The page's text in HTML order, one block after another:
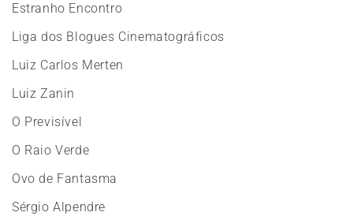
Estranho Encontro
Liga dos Blogues Cinematográficos
Luiz Carlos Merten
Luiz Zanin
O Previsível
O Raio Verde
Ovo de Fantasma
Sérgio Alpendre